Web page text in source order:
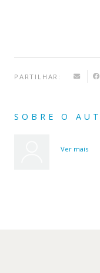
PARTILHAR:
SOBRE O
Ver mais